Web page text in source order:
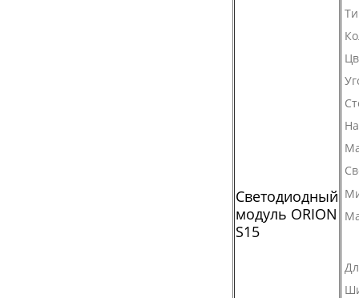
Светодиодный
модуль ORION
S15